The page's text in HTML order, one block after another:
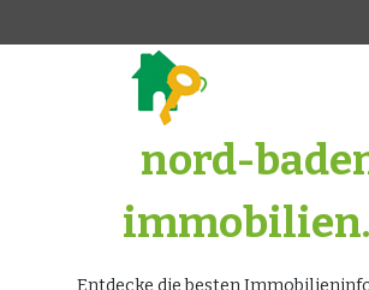
nord-
Entdecke die besten